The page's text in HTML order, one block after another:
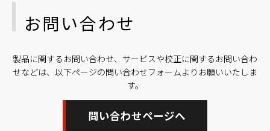
お問い合わせ
製品に関するお問い合わせ、サービスや校正に関するお問い合わ
せなどは、以下ページの問い合わせフォームよりお願いいたしま
す。
問い合わせページへ